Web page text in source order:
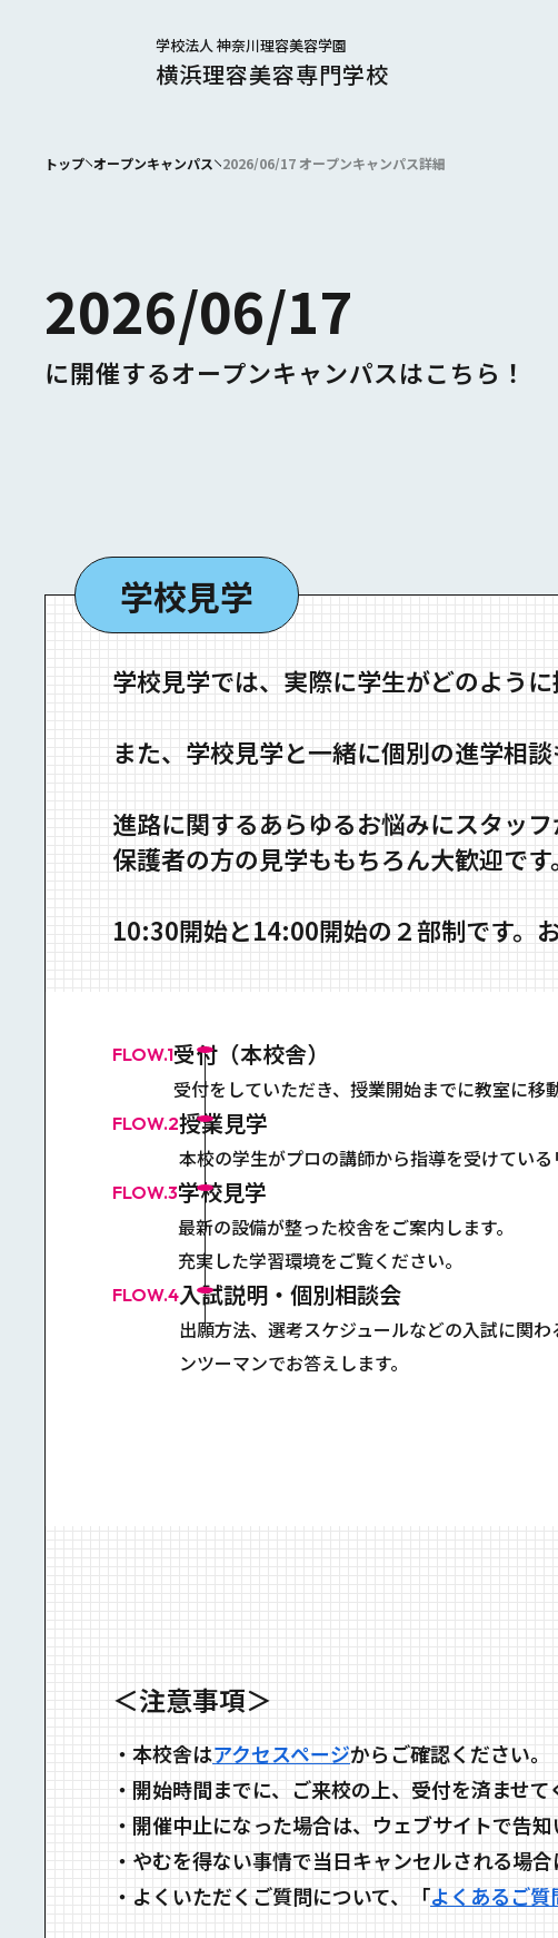
学校法人 神奈川理容美容学園
横浜理容美容専門学校
トップ オープンキャンパス 2026/06/17 オープンキャンパス詳細
2026/06/17
に開催するオープンキャンパスはこちら！
学校見学
学校見学では、実際に学生がどのよう
また、学校見学と一緒に個別の進学相談
進路に関するあらゆるお悩みにスタッフ
保護者の方の見学ももちろん大歓迎です
10:30開始と14:00開始の２部制です。
FLOW.1受付（本校舎）
受付をしていただき、授業開始までに教室に移
FLOW.2授業見学
本校の学生がプロの講師から指導を受けている
FLOW.3学校見学
最新の設備が整った校舎をご案内します。
充実した学習環境をご覧ください。
FLOW.4⼊試説明・個別相談会
出願方法、選考スケジュールなどの入試に関
ンツーマンでお答えします。
＜注意事項＞
・ 本校舎はアクセスページからご確認ください。
・ 開始時間までに、ご来校の上、受付を済ませて
・ 開催中⽌になった場合は、ウェブサイトで告知
・ やむを得ない事情で当⽇キャンセルされる場合
・ よくいただくご質問について、「よくあるご質